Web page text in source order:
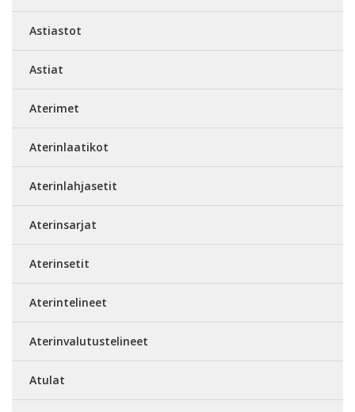
Astiastot
Astiat
Aterimet
Aterinlaatikot
Aterinlahjasetit
Aterinsarjat
Aterinsetit
Aterintelineet
Aterinvalutustelineet
Atulat